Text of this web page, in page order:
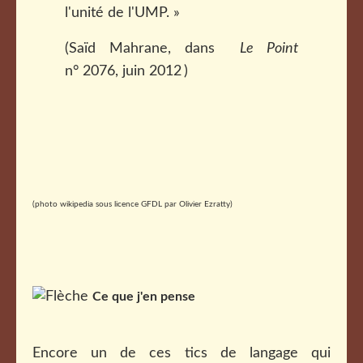
l'unité de l'UMP. »
(Saïd Mahrane, dans
Le Point
n° 2076, juin 2012 )
(photo wikipedia sous licence GFDL par Olivier Ezratty)
Ce que j'en pense
Encore un de ces tics de langage qui